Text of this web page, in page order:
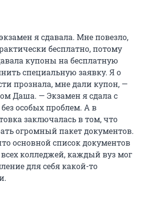
я сдавала. Мне повезло,
бесплатно, потому
купоны на бесплатную
специальную заявку. Я о
прознала, мне дали купон, —
Даша. — Экзамен я сдала с
особых проблем. А в
заключалась в том, что
огромный пакет документов.
основной список документов
колледжей, каждый вуз мог
для себя какой-то